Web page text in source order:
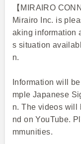
【MIRAIRO
Mirairo Inc. is
aking information
s situation
n.
Information will
mple Japanese
n. The videos will
nd on YouTube.
mmunities.